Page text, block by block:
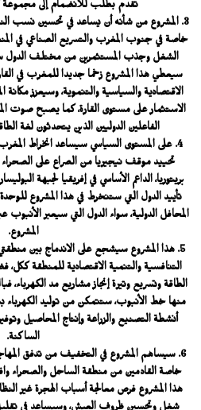
تقدم بطلب للانضمام إلى مجموعة
3. المشروع من شأنه أن يساعد في تحسين نسب
خاصة في جنوب المغرب والتسريع الصناعي في
الشغل وجذب المستثمرين من مختلف الدول
سيعطي هذا المشروع زخما جديدا للمغرب في
الاقتصادية والسياسية والتنموية، وسيعزز مكانة
الاستثمار على مستوى القارة، كما يصبح صوت
الفاعلين الدوليين الذين يتحدثون لغة
4. على المستوى السياسي سيساعد انخراط
تحييد موقف نيجيريا من الصراع على الصحراء
بريتوريا، الداعم الأساسي في إفريقيا لجبهة
تأييد الدول التي ستنخرط في هذا المشروع
المحافل الدولية، سواء الدول التي سيعبر
المشروع.
5. هذا المشروع سيشجع على الاندماج بين
التنافسية والتنمية الاقتصادية للمنطقة
الطاقة وتسريع وتيرة إنجاز مشاريع مد الكهرباء،
منها خط الأنبوب، ستتمكن من توليد الكهرباء
أنشطة التصنيع والزراعة وإنتاج المحاصيل
الساكنة.
6. سيساهم المشروع في التخفيف من تدفق
خاصة القادمين من منطقة الساحل والصحراء
هذا المشروع فرص معالجة أسباب الهجرة غير